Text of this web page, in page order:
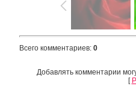
Всего комментариев: 0
Добавлять комментарии
[